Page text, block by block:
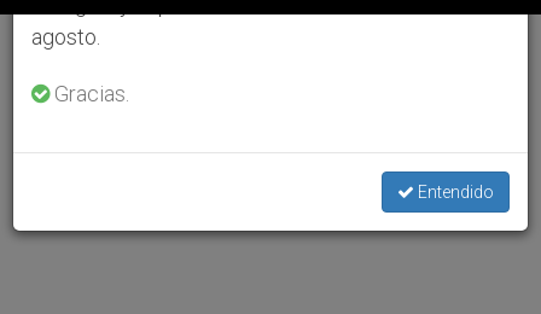
agosto.
Gracias.
Entendido